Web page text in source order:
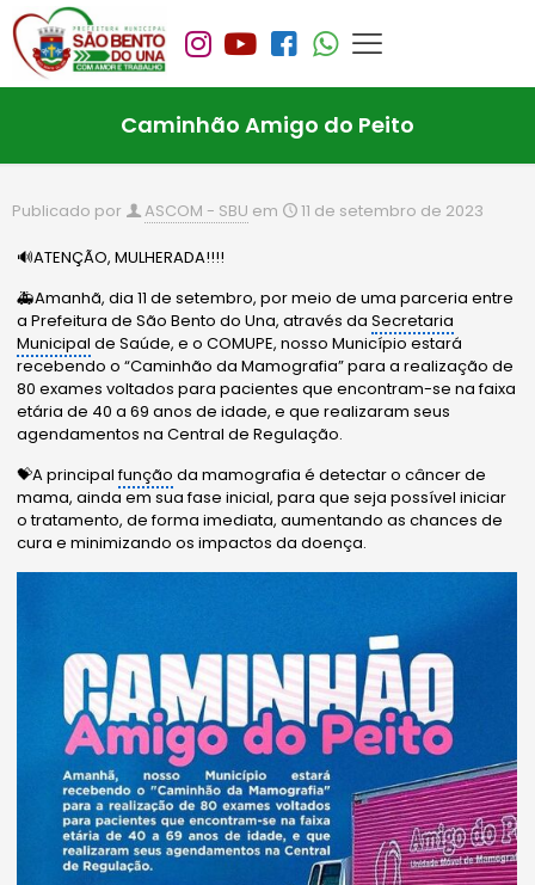
Caminhão Amigo do Peito
Publicado por ASCOM - SBU em 11 de setembro de 2023
🔊ATENÇÃO, MULHERADA!!!!
🚑Amanhã, dia 11 de setembro, por meio de uma parceria entre
a Prefeitura de São Bento do Una, através daSecretaria
Municipal de Saúde, e o COMUPE, nosso Município estará
recebendo o “Caminhão da Mamografia” para a realização de
80 exames voltados para pacientes que encontram-se na faixa
etária de 40 a 69 anos de idade, e que realizaram seus
agendamentos na Central de Regulação.
💝A principalfunção da mamografia é detectar o câncer de
mama, ainda em sua fase inicial, para que seja possível iniciar
o tratamento, de forma imediata, aumentando as chances de
cura e minimizando os impactos da doença.